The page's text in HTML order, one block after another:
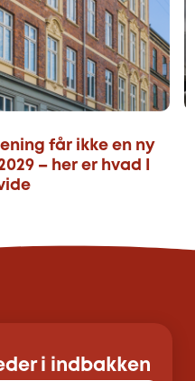
får ikke en ny
– her er hvad I
i indbakken